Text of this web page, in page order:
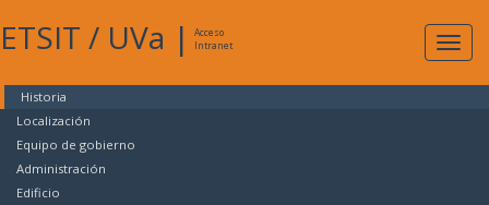
ETSIT / UVa |
Acceso
Intranet
Historia
Localización
Equipo de gobierno
Administración
Edificio